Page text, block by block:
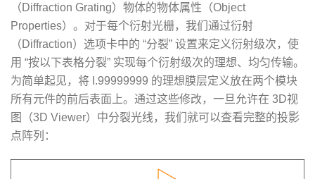
（Diffraction Grating）物体的物体属性（Object
Properties）。对于每个衍射光栅，我们通过衍射
（Diffraction）选项卡中的 “分裂” 设置来定义衍射级次，使
用 “按以下表格分裂” 实现每个衍射级次的理想、均匀传输。
为简单起见，将 I.99999999 的理想膜层定义放在两个模块
所有元件的前后表面上。通过这些修改，一旦允许在 3D视
图（3D Viewer）中分裂光线，我们就可以查看完整的投影
点阵列：